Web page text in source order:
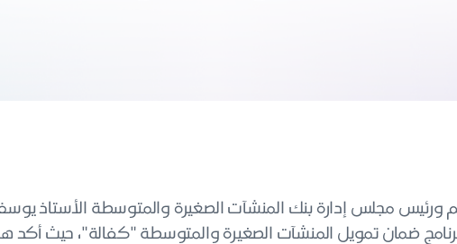
ورئيس مجلس إدارة بنك المنشآت الصغيرة والمتوسطة الأستاذ يوسف
ضمان تمويل المنشآت الصغيرة والمتوسطة "كفالة"، حيث أكد